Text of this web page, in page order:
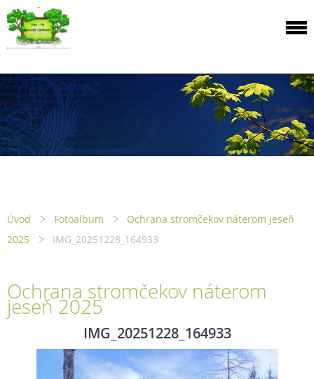
Úvod Fotoalbum
Ochrana stromčekov náterom jeseň
2025
IMG_20251228_164933
Ochrana stromčekov náterom
jeseň 2025
IMG_20251228_164933